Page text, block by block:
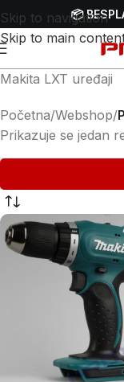
Skip to navigation
Skip to main
📦
Makita LXT uređaji
Početna/Webshop/
Prikazuje se jedan